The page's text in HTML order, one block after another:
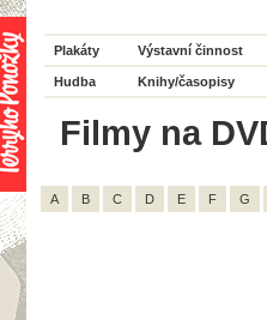
Plakáty Výstavní činnost
Hudba Knihy/časopisy
Filmy na
A B C D E F G